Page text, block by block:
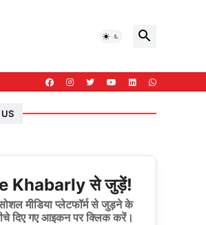
Khabarly से जुड़ें!
मीडिया प्लेटफॉर्म से जुड़ने के
दिए गए आइकन पर क्लिक करें।